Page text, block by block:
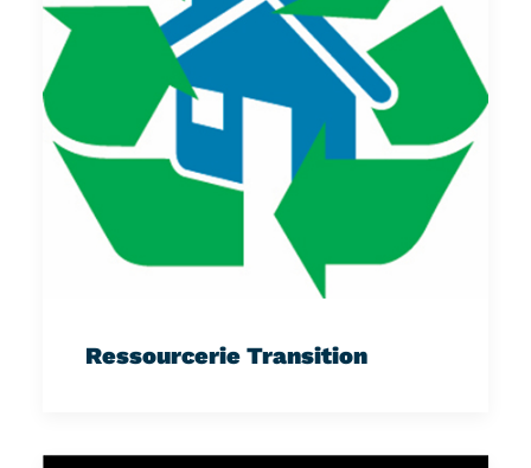
Ressourcerie Transition